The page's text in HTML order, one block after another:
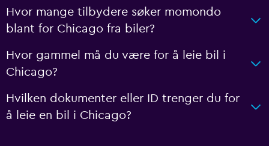
Hvor mange tilbydere søker momondo
blant for Chicago fra biler?
Hvor gammel må du være for å leie bil i
Chicago?
Hvilken dokumenter eller ID trenger du for
å leie en bil i Chicago?